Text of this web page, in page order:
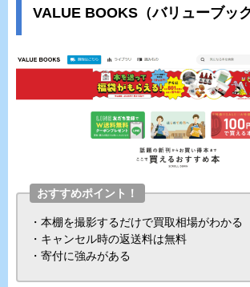
VALUE BOOKS（バリューブック
おすすめポイント！
・本棚を撮影するだけで買取相場がわかる
・キャンセル時の返送料は無料
・寄付に強みがある